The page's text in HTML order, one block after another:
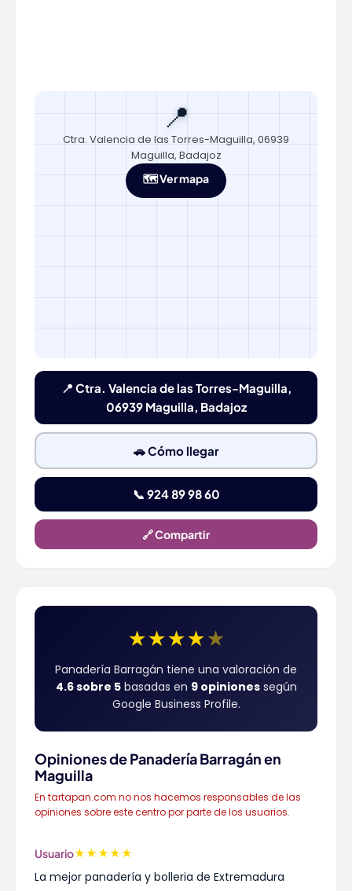
📍
Ctra. Valencia de las Torres-Maguilla, 06939
Maguilla, Badajoz
🗺️ Ver mapa
📍 Ctra. Valencia de las Torres-Maguilla,
06939 Maguilla, Badajoz
🚗 Cómo llegar
📞 924 89 98 60
🔗 Compartir
★★★★★
Panadería Barragán tiene una valoración de
4.6 sobre 5basadas en 9 opinionessegún
Google Business Profile.
Opiniones de Panadería Barragán en
Maguilla
En tartapan.com no nos hacemos responsables de las
opiniones sobre este centro por parte de los usuarios.
Usuario★★★★★
La mejor panadería y bolleria de Extremadura